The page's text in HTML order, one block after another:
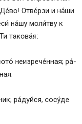
От­ве́р­зи и на́ши
на́­шу мо­ли́т­ву к
та­ко­ва́я:
не­из­ре­че́н­ная; ра́­
ра́­дуй­ся, со­су́­де